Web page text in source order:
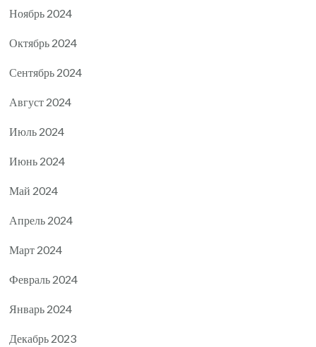
Ноябрь 2024
Октябрь 2024
Сентябрь 2024
Август 2024
Июль 2024
Июнь 2024
Май 2024
Апрель 2024
Март 2024
Февраль 2024
Январь 2024
Декабрь 2023